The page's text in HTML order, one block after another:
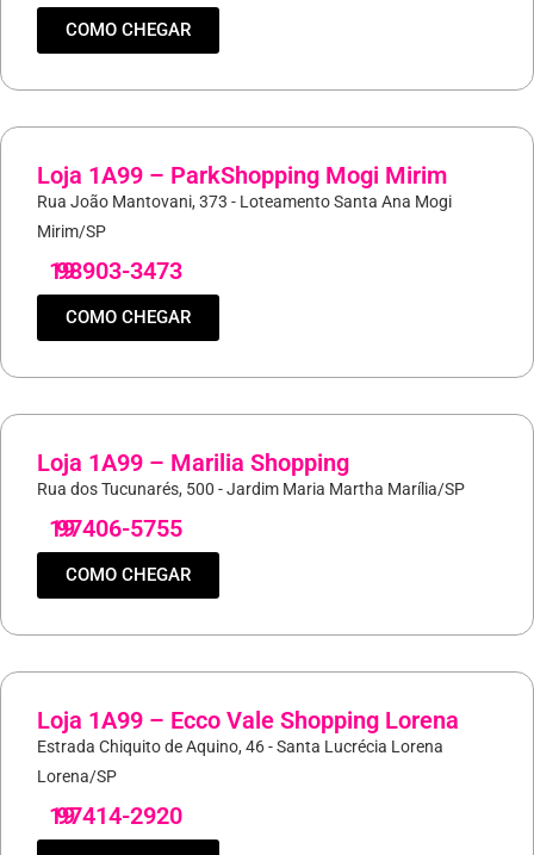
COMO CHEGAR
Loja 1A99 – ParkShopping Mogi Mirim
Rua João Mantovani, 373 - Loteamento Santa Ana Mogi
Mirim/SP
19
98903-3473
COMO CHEGAR
Loja 1A99 – Marilia Shopping
Rua dos Tucunarés, 500 - Jardim Maria Martha Marília/SP
19
97406-5755
COMO CHEGAR
Loja 1A99 – Ecco Vale Shopping Lorena
Estrada Chiquito de Aquino, 46 - Santa Lucrécia Lorena
Lorena/SP
19
97414-2920